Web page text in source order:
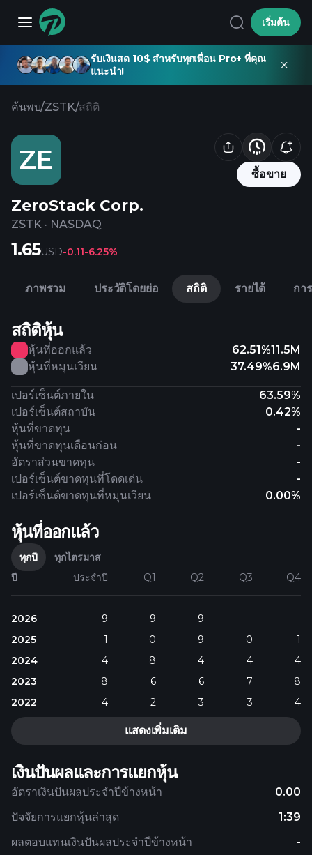
เริ่มต้น
รับเงินสด 10$ สำหรับทุกเพื่อน Pro+ ที่คุณ
แนะนำ!
ค้นพบ/ZSTK/สถิติ
ZE ซื้อขาย
ZeroStack Corp.
ZSTK · NASDAQ
1.65USD-0.11-6.25%
ภาพรวม ประวัติโดยย่อ สถิติ รายได้ กา
สถิติหุ้น
หุ้นที่ออกแล้ว 62.51%11.5M
หุ้นที่หมุนเวียน
37.49%6.9M
เปอร์เซ็นต์ภายใน
63.59%
เปอร์เซ็นต์สถาบัน
0.42%
หุ้นที่ขาดทุน
-
หุ้นที่ขาดทุนเดือนก่อน
-
อัตราส่วนขาดทุน
-
เปอร์เซ็นต์ขาดทุนที่โดดเด่น
-
เปอร์เซ็นต์ขาดทุนที่หมุนเวียน
0.00%
หุ้นที่ออกแล้ว
ทุกปี
ทุกไตรมาส
ปี
ประจำปี Q1 Q2 Q3 Q4
2026 9 9 9 -
-
2025
1 0 9 0
1
2024
4 8 4 4
4
2023
8 6 6 7
8
2022
4 2 3 3 4
แสดงเพิ่มเติม
เงินปันผลและการแยกหุ้น
อัตราเงินปันผลประจำปีข้างหน้า 0.00
ผลตอบแทนเงินปันผลประจำปีข้างหน้า -
ปัจจัยการแยกหุ้นล่าสุด 1:39